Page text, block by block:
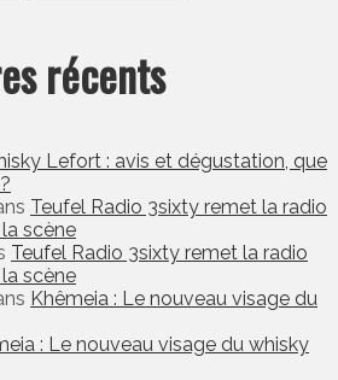
récents
Lefort : avis et dégustation, que
Teufel Radio 3sixty remet la radio
scène
Teufel Radio 3sixty remet la radio
scène
Khêmeia : Le nouveau visage du
: Le nouveau visage du whisky